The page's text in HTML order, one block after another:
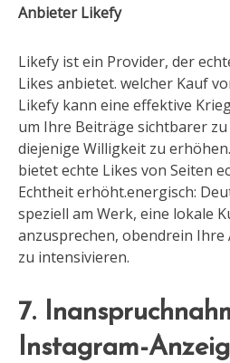
Anbieter Likefy
Likefy ist ein Provider, der
Likes anbietet. welcher Kauf
Likefy kann eine effektive
um Ihre Beiträge sichtbarer
diejenige Willigkeit zu
bietet echte Likes von Seiten
Echtheit erhöht.energisch:
speziell am Werk, eine lokale
anzusprechen, obendrein Ihre
zu intensivieren.
7.
Instagram-